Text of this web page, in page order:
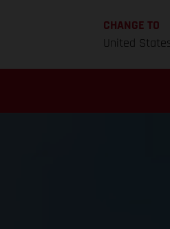
CHANGE TO
United